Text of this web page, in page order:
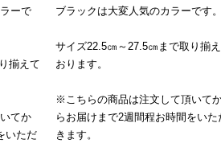
ーで
揃えて
てか
いただ
ブラックは大変人気のカラーです。
サイズ22.5㎝～27.5㎝まで取り揃
おります。
※こちらの商品は注文して頂いて
らお届けまで2週間程お時間をいた
きます。